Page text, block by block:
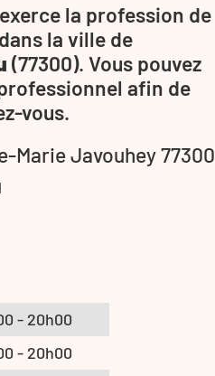
exerce la profession de
dans la ville de
(77300). Vous pouvez
afin de
vous.
Marie Javouhey 77300
- 20h00
- 20h00